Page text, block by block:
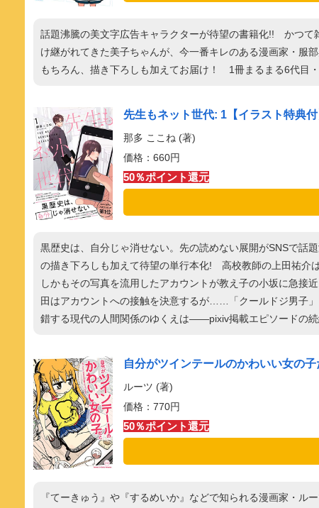
話題沸騰の美文字広告キャラクターが待望の書籍化!! かつて
け継がれてきた美子ちゃんが、今一番キレのある漫画家・
もちろん、描き下ろしも加えてお届け！ 1冊まるまる6代目
先生もネット世代: 1【イラスト特典
那多 ここね (著)
価格：660円
50％ポイント還元
黒歴史は、自分じゃ消せない。先の読めない展開がSNSで
の描き下ろしも加えて待望の単行本化! 高校教師の上田祐介
しかもその写真を流用したアカウントが教え子の小坂に急接
田はアカウントへの接触を決意するが……「クールドジ男子
錯する現代の人間関係のゆくえは――pixiv掲載エピソードの
自分がツインテールのかわいい女の
ルーツ (著)
価格：770円
50％ポイント還元
『てーきゅう』や『するめいか』などで知られる漫画家・ル